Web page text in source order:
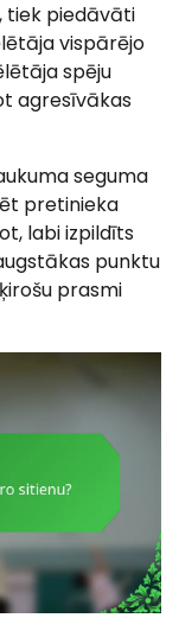
tiek piedāvāti
vispārējo
spēju
agresīvākas
seguma
pretinieka
labi izpildīts
punktu
prasmi